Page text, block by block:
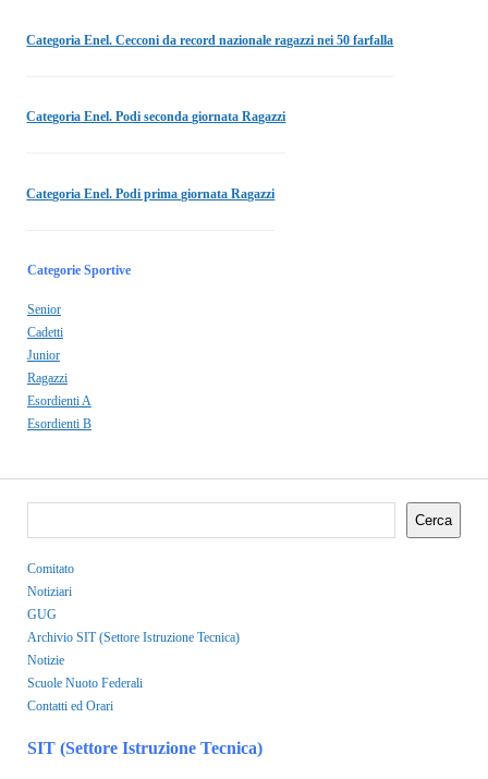
Categoria Enel. Cecconi da record nazionale ragazzi nei 50 farfalla
Categoria Enel. Podi seconda giornata Ragazzi
Categoria Enel. Podi prima giornata Ragazzi
Categorie Sportive
Senior
Cadetti
Junior
Ragazzi
Esordienti A
Esordienti B
Cerca
Comitato
Notiziari
GUG
Archivio SIT (Settore Istruzione Tecnica)
Notizie
Scuole Nuoto Federali
Contatti ed Orari
SIT (Settore Istruzione Tecnica)